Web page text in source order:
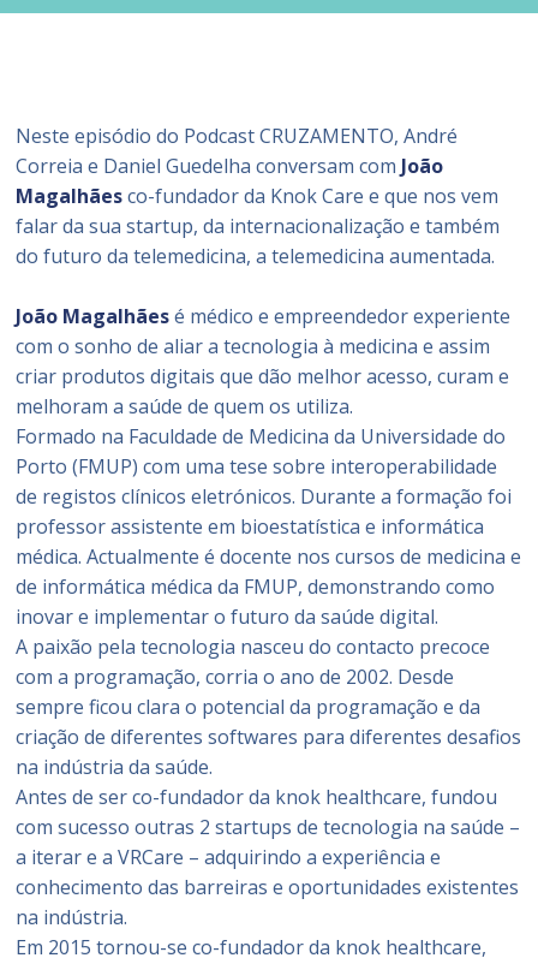
FEED RSS
Neste episódio do Podcast CRUZAMENTO, André
Correia e Daniel Guedelha conversam com João
Magalhãesco-fundador da Knok Care e que nos vem
falar da sua startup, da internacionalização e também
do futuro da telemedicina, a telemedicina aumentada.
João Magalhãesé médico e empreendedor experiente
com o sonho de aliar a tecnologia à medicina e assim
criar produtos digitais que dão melhor acesso, curam e
melhoram a saúde de quem os utiliza.
Formado na Faculdade de Medicina da Universidade do
Porto (FMUP) com uma tese sobre interoperabilidade
de registos clínicos eletrónicos. Durante a formação foi
professor assistente em bioestatística e informática
médica. Actualmente é docente nos cursos de medicina e
de informática médica da FMUP, demonstrando como
inovar e implementar o futuro da saúde digital.
A paixão pela tecnologia nasceu do contacto precoce
com a programação, corria o ano de 2002. Desde
sempre ficou clara o potencial da programação e da
criação de diferentes softwares para diferentes desafios
na indústria da saúde.
Antes de ser co-fundador da knok healthcare, fundou
com sucesso outras 2 startups de tecnologia na saúde –
a iterar e a VRCare – adquirindo a experiência e
conhecimento das barreiras e oportunidades existentes
na indústria.
Em 2015 tornou-se co-fundador da knok healthcare,